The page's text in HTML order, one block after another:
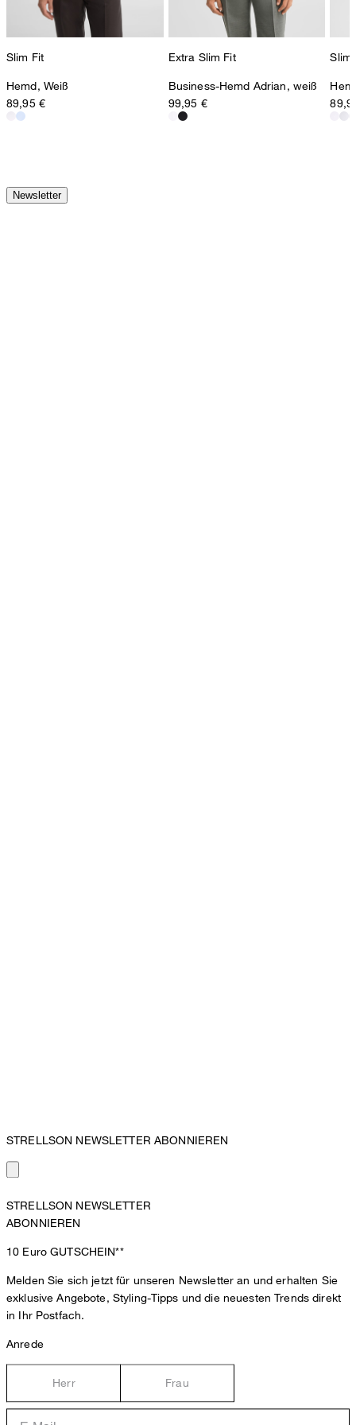
Slim Fit
Hemd, Weiß
89,95 €
Extra Slim Fit
Business-Hemd Adrian, weiß
99,95 €
Slim
Newsletter
STRELLSON NEWSLETTER ABONNIEREN
STRELLSON NEWSLETTER
ABONNIEREN
10 EuroGUTSCHEIN**
Melden Sie sich jetzt für unseren Newsletter an und erhalten Sie
exklusive Angebote, Styling-Tipps und die neuesten Trends direkt
in Ihr Postfach.
Anrede
Herr Frau